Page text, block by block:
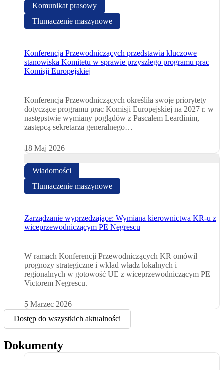
Konferencja Przewodniczących przedstawia kluczowe
stanowiska Komitetu w sprawie przyszłego programu prac
Komisji Europejskiej
Konferencja Przewodniczących określiła swoje priorytety
dotyczące programu prac Komisji Europejskiej na 2027 r. w
następstwie wymiany poglądów z Pascalem Leardinim,
zastępcą sekretarza generalnego…
Komunikat prasowy
Tłumaczenie maszynowe
18 Maj 2026
Zarządzanie wyprzedzające: Wymiana kierownictwa KR-u z
wiceprzewodniczącym PE Negrescu
W ramach Konferencji Przewodniczących KR omówił
prognozy strategiczne i wkład władz lokalnych i
regionalnych w gotowość UE z wiceprzewodniczącym PE
Victorem Negrescu.
Wiadomości
Tłumaczenie maszynowe
5 Marzec 2026
Dostęp do wszystkich aktualności
Dokumenty